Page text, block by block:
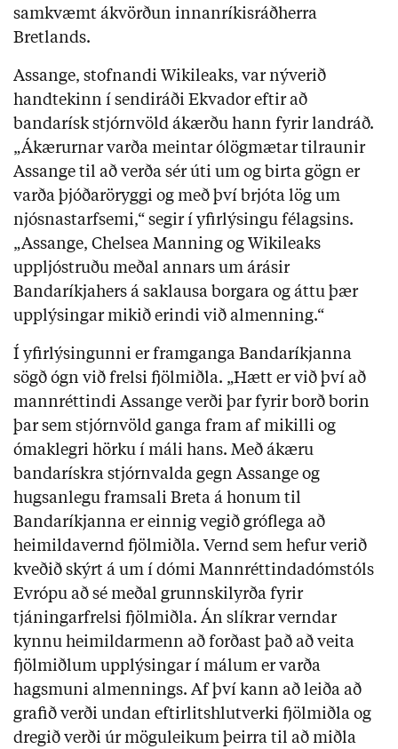
samkvæmt ákvörðun innanríkisráðherra
Bretlands.
Assange, stofnandi Wikileaks, var nýverið
handtekinn í sendiráði Ekvador eftir að
bandarísk stjórnvöld ákærðu hann fyrir landráð.
„Ákærurnar varða meintar ólögmætar tilraunir
Assange til að verða sér úti um og birta gögn er
varða þjóðaröryggi og með því brjóta lög um
njósnastarfsemi,“ segir í yfirlýsingu félagsins.
„Assange, Chelsea Manning og Wikileaks
uppljóstruðu meðal annars um árásir
Bandaríkjahers á saklausa borgara og áttu þær
upplýsingar mikið erindi við almenning.“
Í yfirlýsingunni er framganga Bandaríkjanna
sögð ógn við frelsi fjölmiðla. „Hætt er við því að
mannréttindi Assange verði þar fyrir borð borin
þar sem stjórnvöld ganga fram af mikilli og
ómaklegri hörku í máli hans. Með ákæru
bandarískra stjórnvalda gegn Assange og
hugsanlegu framsali Breta á honum til
Bandaríkjanna er einnig vegið gróflega að
heimildavernd fjölmiðla. Vernd sem hefur verið
kveðið skýrt á um í dómi Mannréttindadómstóls
Evrópu að sé meðal grunnskilyrða fyrir
tjáningarfrelsi fjölmiðla. Án slíkrar verndar
kynnu heimildarmenn að forðast það að veita
fjölmiðlum upplýsingar í málum er varða
hagsmuni almennings. Af því kann að leiða að
grafið verði undan eftirlitshlutverki fjölmiðla og
dregið verði úr möguleikum þeirra til að miðla